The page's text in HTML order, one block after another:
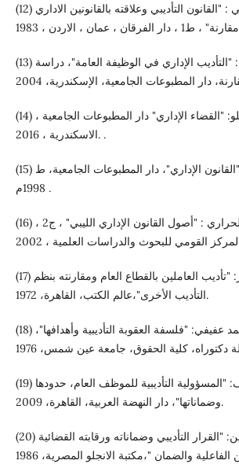
(12) د. عبد القادر الشيخلي : "القانون التأديبي وعلاقته بالقانونين الاداري
(13) د. علي جمعة محارب: "التأديب الإداري في الوظيفة العامة"، دراسة
(14) أ.د. ماجد راغب الحلو: "القضاء الإداري" دار المطبوعات الجامعية ،
الاسكندرية ، 2016. .
(15) د. ماجد راغب الحلو: "القانون الإداري"، دار المطبوعات الجامعية، ط
1998م .
(16) د. محمد عبد الله الحراري : "أصول القانون الإداري الليبي" ، ج2 ،
(17) د. محمد عصفور: "تأديب العاملين بالقطاع العام ومقارنته بنظم
التأديب الأخرى"،عالم الكتب، القاهرة، 1972.
(18) د. مصطفى محمود أحمد عفيفي: "فلسفة العقوبة التأديبية وأهدافها"،
(19) د. مصطفى يوسف: "المسؤولية التأديبية للموظف العام، حدودها
وضماناتها"، دار النهضة العربية، القاهرة، 2009.
(20) د. مغاوري محمد شاهين: "القرار التأديبي وضماناته ورقابته القضائية